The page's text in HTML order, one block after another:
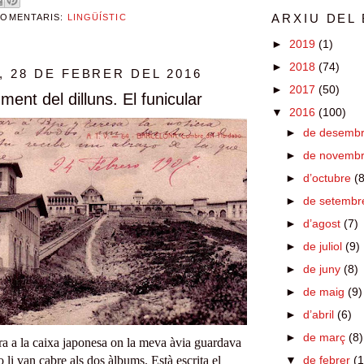
LINGÜÍSTIC
28 DE FEBRER DEL 2016
del dilluns. El funicular
a la caixa japonesa on la meva àvia guardava
li van cabre als dos àlbums. Està escrita el
ARXIU DEL
► 2019 (1)
► 2018 (74)
► 2017 (50)
▼ 2016 (100)
► de
► de
► d’octubre
► de
► d’agost (7)
► de juliol (9)
► de juny (8)
► de maig (9)
► d’abril (6)
► de març (8)
▼ de febrer